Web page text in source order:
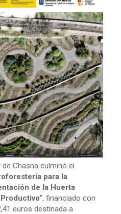
Chasna culminó el
para la
de la Huerta
, financiado con
euros destinada a